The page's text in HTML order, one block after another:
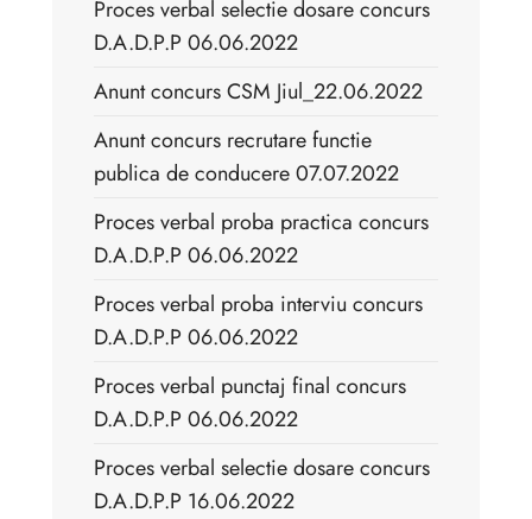
Proces verbal selectie dosare concurs
D.A.D.P.P 06.06.2022
Anunt concurs CSM Jiul_22.06.2022
Anunt concurs recrutare functie
publica de conducere 07.07.2022
Proces verbal proba practica concurs
D.A.D.P.P 06.06.2022
Proces verbal proba interviu concurs
D.A.D.P.P 06.06.2022
Proces verbal punctaj final concurs
D.A.D.P.P 06.06.2022
Proces verbal selectie dosare concurs
D.A.D.P.P 16.06.2022